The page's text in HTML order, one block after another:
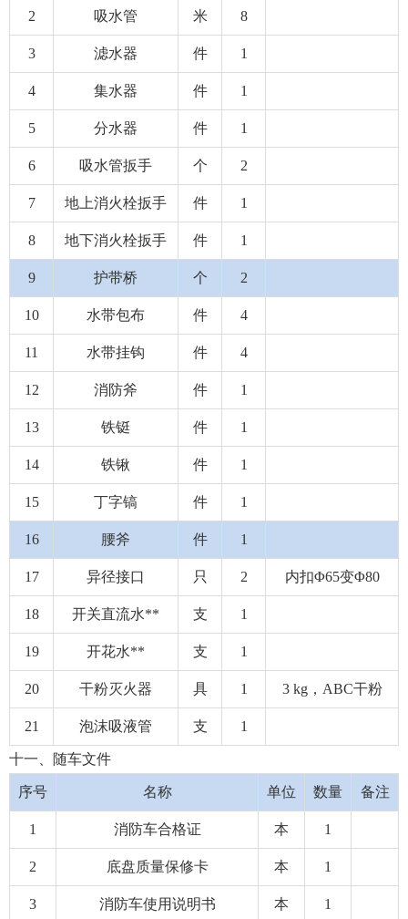
2 吸水管 米 8
3 滤水器 件 1
4 集水器 件 1
5 分水器 件 1
6 吸水管扳手 个 2
7 地上消火栓扳手 件 1
8 地下消火栓扳手 件 1
9 护带桥 个 2
10 水带包布 件 4
11 水带挂钩 件 4
12 消防斧 件 1
13 铁铤 件 1
14 铁锹 件 1
15 丁字镐 件 1
16 腰斧 件 1
17 异径接口 只 2 内扣Φ65变Φ80
18 开关直流水** 支 1
19 开花水** 支 1
20 干粉灭火器 具 1 3 kg，ABC干粉
21 泡沫吸液管 支 1
十一、随车文件
序号 名称 单位 数量 备注
1 消防车合格证 本 1
2 底盘质量保修卡 本 1
3 消防车使用说明书 本 1